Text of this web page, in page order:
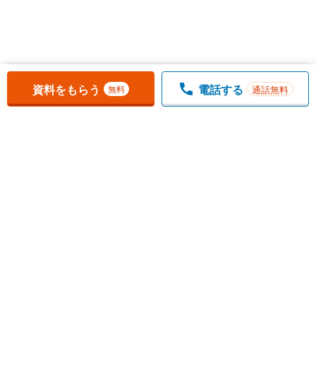
お気に入りに追加しました。 一覧を開く
資料をもらう 無料 電話する 通話無料